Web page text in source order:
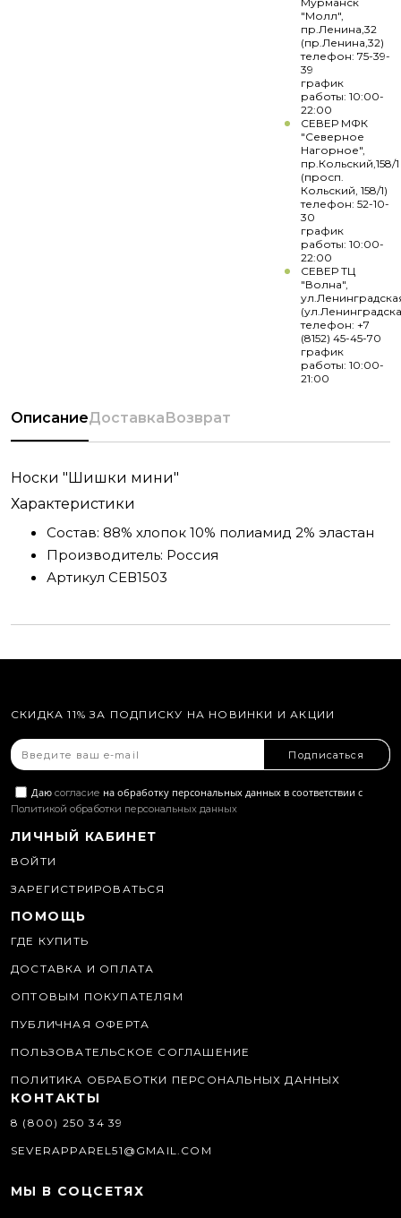
"Молл",
пр.Ленина,32
(пр.Ленина,32)
телефон: 75-39-
39
график
работы: 10:00-
22:00
СЕВЕР МФК
"Северное
Нагорное",
пр.Кольский,158/1
(просп.
Кольский, 158/1)
телефон: 52-10-
30
график
работы: 10:00-
22:00
СЕВЕР ТЦ
"Волна",
телефон: +7
(8152) 45-45-70
график
работы: 10:00-
21:00
ОписаниеДоставкаВозврат
Носки "Шишки мини"
Характеристики
Состав: 88% хлопок 10% полиамид 2% эластан
Производитель: Россия
Артикул СЕВ1503
СКИДКА 11% ЗА ПОДПИСКУ НА НОВИНКИ И АКЦИИ
Подписаться
Даю согласие на обработку персональных данных в соответствии с
Политикой обработки персональных данных
ЛИЧНЫЙ КАБИНЕТ
ВОЙТИ
ЗАРЕГИСТРИРОВАТЬСЯ
ПОМОЩЬ
ГДЕ КУПИТЬ
ДОСТАВКА И ОПЛАТА
ОПТОВЫМ ПОКУПАТЕЛЯМ
ПУБЛИЧНАЯ ОФЕРТА
ПОЛЬЗОВАТЕЛЬСКОЕ СОГЛАШЕНИЕ
ПОЛИТИКА ОБРАБОТКИ ПЕРСОНАЛЬНЫХ ДАННЫХ
КОНТАКТЫ
8 (800) 250 34 39
SEVERAPPAREL51@GMAIL.COM
МЫ В СОЦСЕТЯХ